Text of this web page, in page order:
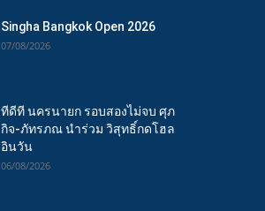
Singha Bangkok Open 2026
07/08/2026
ทีดีที นครนายก รอบสองไม่จบ ศุภ
กิจ-ภัทรภณ นำร่วม วิสุทธิ์กดโฮล
อินวัน
06/08/2026